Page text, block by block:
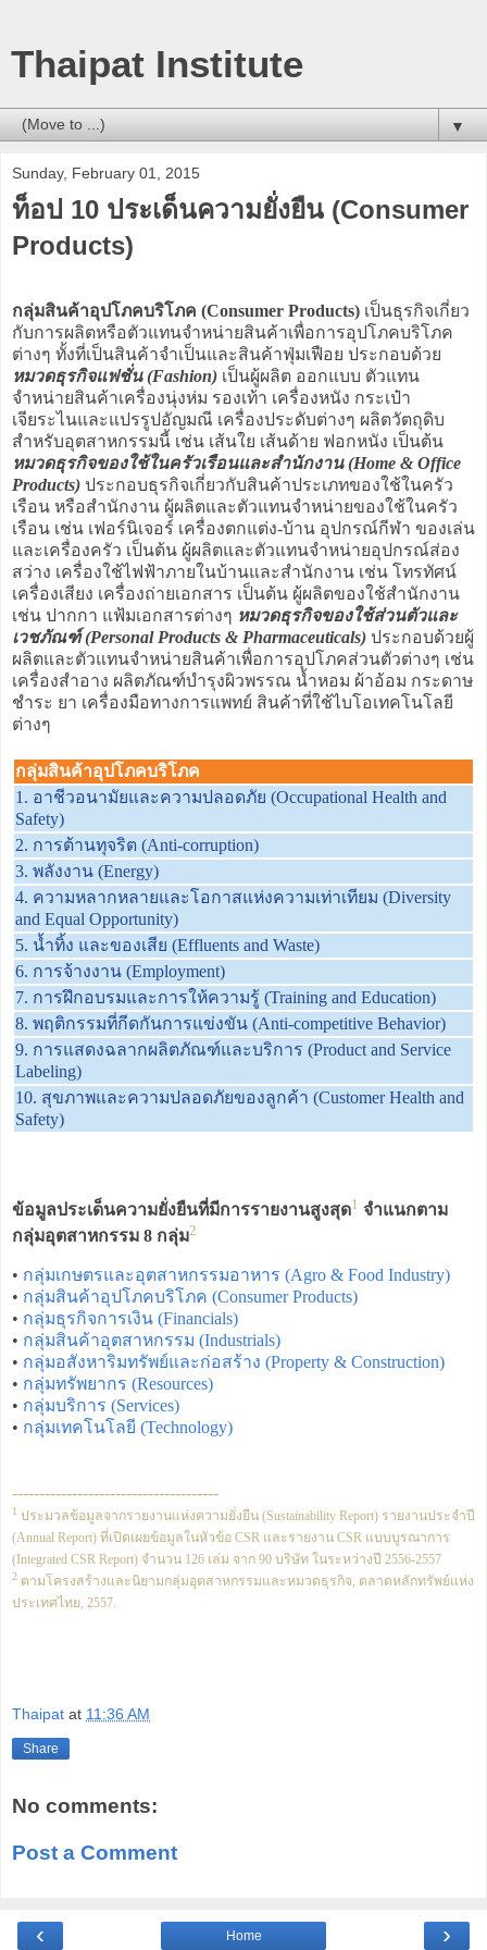
Thaipat Institute
▼
Sunday, February 01, 2015
ท็อป 10 ประเด็นความยั่งยืน (Consumer
Products)
กลุ่มสินค้าอุปโภคบริโภค (Consumer Products) เป็นธุรกิจเกี่ยว
กับการผลิตหรือตัวแทนจำหน่ายสินค้าเพื่อการอุปโภคบริโภค
ต่างๆ ทั้งที่เป็นสินค้าจำเป็นและสินค้าฟุ่มเฟือย ประกอบด้วย
หมวดธุรกิจแฟชั่น (Fashion) เป็นผู้ผลิต ออกแบบ ตัวแทน
จำหน่ายสินค้าเครื่องนุ่งห่ม รองเท้า เครื่องหนัง กระเป๋า
เจียระไนและแปรรูปอัญมณี เครื่องประดับต่างๆ ผลิตวัตถุดิบ
สำหรับอุตสาหกรรมนี้ เช่น เส้นใย เส้นด้าย ฟอกหนัง เป็นต้น
หมวดธุรกิจของใช้ในครัวเรือนและสำนักงาน (Home & Office
Products) ประกอบธุรกิจเกี่ยวกับสินค้าประเภทของใช้ในครัว
เรือน หรือสำนักงาน ผู้ผลิตและตัวแทนจำหน่ายของใช้ในครัว
เรือน เช่น เฟอร์นิเจอร์ เครื่องตกแต่ง-บ้าน อุปกรณ์กีฬา ของเล่น
และเครื่องครัว เป็นต้น ผู้ผลิตและตัวแทนจำหน่ายอุปกรณ์ส่อง
สว่าง เครื่องใช้ไฟฟ้าภายในบ้านและสำนักงาน เช่น โทรทัศน์
เครื่องเสียง เครื่องถ่ายเอกสาร เป็นต้น ผู้ผลิตของใช้สำนักงาน
เช่น ปากกา แฟ้มเอกสารต่างๆ หมวดธุรกิจของใช้ส่วนตัวและ
เวชภัณฑ์ (Personal Products & Pharmaceuticals) ประกอบด้วยผู้
ผลิตและตัวแทนจำหน่ายสินค้าเพื่อการอุปโภคส่วนตัวต่างๆ เช่น
เครื่องสำอาง ผลิตภัณฑ์บำรุงผิวพรรณ น้ำหอม ผ้าอ้อม กระดาษ
ชำระ ยา เครื่องมือทางการแพทย์ สินค้าที่ใช้ไบโอเทคโนโลยี
ต่างๆ
กลุ่มสินค้าอุปโภคบริโภค
1. อาชีวอนามัยและความปลอดภัย (Occupational Health and
Safety)
2. การต้านทุจริต (Anti-corruption)
3. พลังงาน (Energy)
4. ความหลากหลายและโอกาสแห่งความเท่าเทียม (Diversity
and Equal Opportunity)
5. น้ำทิ้ง และของเสีย (Effluents and Waste)
6. การจ้างงาน (Employment)
7. การฝึกอบรมและการให้ความรู้ (Training and Education)
8. พฤติกรรมที่กีดกันการแข่งขัน (Anti-competitive Behavior)
9. การแสดงฉลากผลิตภัณฑ์และบริการ (Product and Service
Labeling)
10. สุขภาพและความปลอดภัยของลูกค้า (Customer Health and
Safety)
ข้อมูลประเด็นความยั่งยืนที่มีการรายงานสูงสุด1 จำแนกตาม
กลุ่มอุตสาหกรรม 8 กลุ่ม2
• กลุ่มเกษตรและอุตสาหกรรมอาหาร (Agro & Food Industry)
• กลุ่มสินค้าอุปโภคบริโภค (Consumer Products)
• กลุ่มธุรกิจการเงิน (Financials)
• กลุ่มสินค้าอุตสาหกรรม (Industrials)
• กลุ่มอสังหาริมทรัพย์และก่อสร้าง (Property & Construction)
• กลุ่มทรัพยากร (Resources)
• กลุ่มบริการ (Services)
• กลุ่มเทคโนโลยี (Technology)
--------------------------------------
1 ประมวลข้อมูลจากรายงานแห่งความยั่งยืน (Sustainability Report) รายงานประจำปี
(Annual Report) ที่เปิดเผยข้อมูลในหัวข้อ CSR และรายงาน CSR แบบบูรณาการ
(Integrated CSR Report) จำนวน 126 เล่ม จาก 90 บริษัท ในระหว่างปี 2556-2557
2 ตามโครงสร้างและนิยามกลุ่มอุตสาหกรรมและหมวดธุรกิจ, ตลาดหลักทรัพย์แห่ง
ประเทศไทย, 2557.
Thaipat at 11:36 AM
Share
No comments:
Post a Comment
‹ ›
Home